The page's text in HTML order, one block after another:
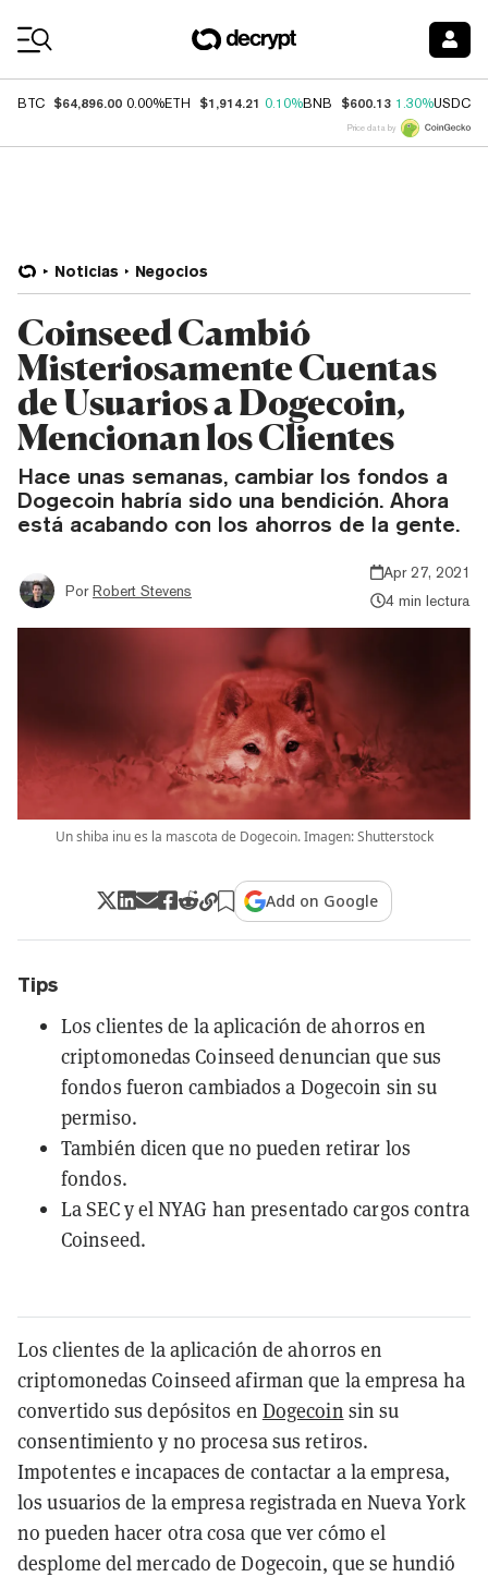
BTC $64,896.00 0.00%ETH $1,914.21 0.10%BNB $600.13 1.30%USDC
Price data by
Noticias Negocios
Coinseed Cambió
Misteriosamente Cuentas
de Usuarios a Dogecoin,
Mencionan los Clientes
Hace unas semanas, cambiar los fondos a
Dogecoin habría sido una bendición. Ahora
está acabando con los ahorros de la gente.
Por Robert Stevens
Apr 27, 2021
4 min lectura
Un shiba inu es la mascota de Dogecoin. Imagen: Shutterstock
Add on Google
Tips
Los clientes de la aplicación de ahorros en
criptomonedas Coinseed denuncian que sus
fondos fueron cambiados a Dogecoin sin su
permiso.
También dicen que no pueden retirar los
fondos.
La SEC y el NYAG han presentado cargos contra
Coinseed.
Los clientes de la aplicación de ahorros en
criptomonedas Coinseed afirman que la empresa ha
convertido sus depósitos en Dogecoin sin su
consentimiento y no procesa sus retiros.
Impotentes e incapaces de contactar a la empresa,
los usuarios de la empresa registrada en Nueva York
no pueden hacer otra cosa que ver cómo el
desplome del mercado de Dogecoin, que se hundió